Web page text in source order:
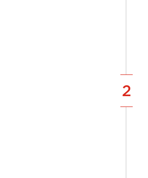
2